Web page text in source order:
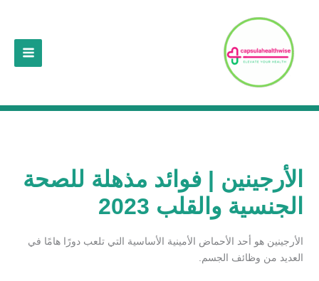
المحتوى
الأرجينين | فوائد مذهلة للصحة
الجنسية والقلب 2023
الأرجينين هو أحد الأحماض الأمينية الأساسية التي تلعب دورًا هامًا في
العديد من وظائف الجسم.